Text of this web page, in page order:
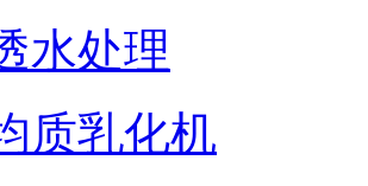
水处理
质乳化机